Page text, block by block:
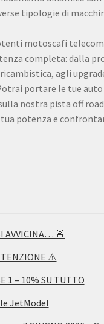
tipologie di
motoscafi
completa: dalla
agli
portare le tue auto
nostra pista off
potenza e
AVVICINA… 🚨
⚠️
1 – 10% SU TUTTO
JetModel